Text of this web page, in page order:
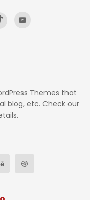
Themes that
blog, etc. Check our